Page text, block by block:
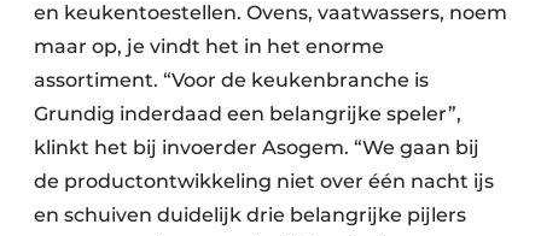
en keukentoestellen. Ovens, vaatwassers, noem
maar op, je vindt het in het enorme
assortiment. “Voor de keukenbranche is
Grundig inderdaad een belangrijke speler”,
klinkt het bij invoerder Asogem. “We gaan bij
de productontwikkeling niet over één nacht ijs
en schuiven duidelijk drie belangrijke pijlers